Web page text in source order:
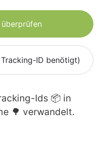
überprüfen
ID benötigt)
Ids 📦 in
🌳 verwandelt.